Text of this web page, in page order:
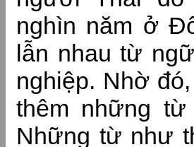
nghìn năm ở
lẫn nhau từ
nghiệp. Nhờ
thêm những
Những từ như